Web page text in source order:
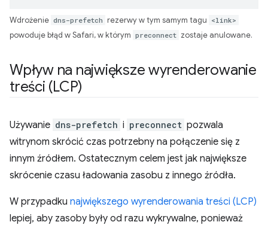
Wdrożenie dns-prefetch rezerwy w tym samym tagu <link>
powoduje błąd w Safari, w którym preconnect zostaje anulowane.
Wpływ na największe wyrenderowanie
treści (LCP)
Używanie dns-prefetch i preconnect pozwala
witrynom skrócić czas potrzebny na połączenie się z
innym źródłem. Ostatecznym celem jest jak największe
skrócenie czasu ładowania zasobu z innego źródła.
W przypadku największego wyrenderowania treści (LCP)
lepiej, aby zasoby były od razu wykrywalne, ponieważ